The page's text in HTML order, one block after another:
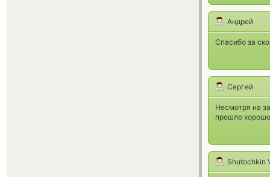
Андрей
Спасибо за
Сергей
Несмотря на
прошло
Shutochkin